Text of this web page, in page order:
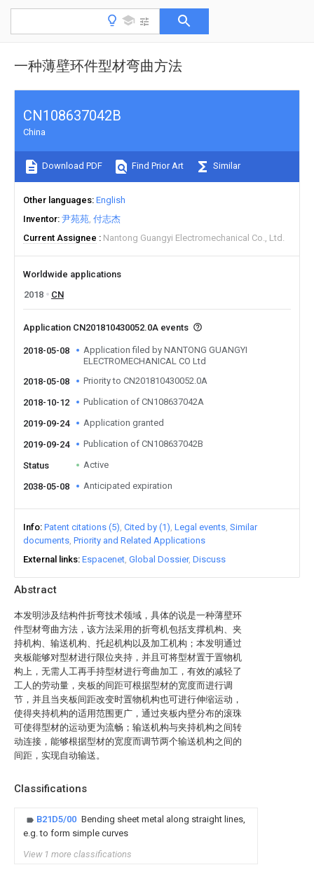
一种薄壁环件型材弯曲方法
Abstract
本发明涉及结构件折弯技术领域，具体的说是一种薄壁环
件型材弯曲方法，该方法采用的折弯机包括支撑机构、夹
持机构、输送机构、托起机构以及加工机构；本发明通过
夹板能够对型材进行限位夹持，并且可将型材置于置物机
构上，无需人工再手持型材进行弯曲加工，有效的减轻了
工人的劳动量，夹板的间距可根据型材的宽度而进行调
节，并且当夹板间距改变时置物机构也可进行伸缩运动，
使得夹持机构的适用范围更广，通过夹板内壁分布的滚珠
可使得型材的运动更为流畅；输送机构与夹持机构之间转
动连接，能够根据型材的宽度而调节两个输送机构之间的
间距，实现自动输送。
Classifications
B21D5/00 Bending sheet metal along straight lines,
e.g. to form simple curves
View 1 more classifications
CN108637042B
China
Download PDF Find Prior Art Similar
Other languages English
Inventor 尹苑苑 付志杰
Current Assignee
Nantong Guangyi Electromechanical Co., Ltd.
Worldwide applications
2018
CN
Application CN201810430052.0A events
2018-05-08
Application filed by NANTONG GUANGYI
ELECTROMECHANICAL CO Ltd
2018-05-08
Priority to CN201810430052.0A
2018-10-12 Publication of CN108637042A
2019-09-24 Application granted
2019-09-24 Publication of CN108637042B
Status Active
2038-05-08 Anticipated expiration
Info Patent citations (5) Cited by (1) Legal events Similar
documents Priority and Related Applications
External links Espacenet Global Dossier Discuss